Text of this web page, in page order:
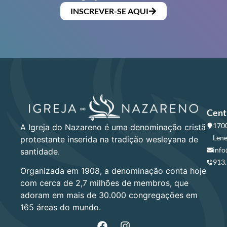
INSCREVER-SE AQUI
A Igreja do Nazareno é uma denominação cristã
protestante inserida na tradição wesleyana de
santidade.
Organizada em 1908, a denominação conta hoje
com cerca de 2,7 milhões de membros, que
adoram em mais de 30.000 congregações em
165 áreas do mundo.